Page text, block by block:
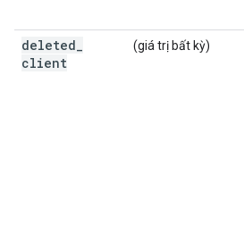
deleted
client
(giá trị bất kỳ)